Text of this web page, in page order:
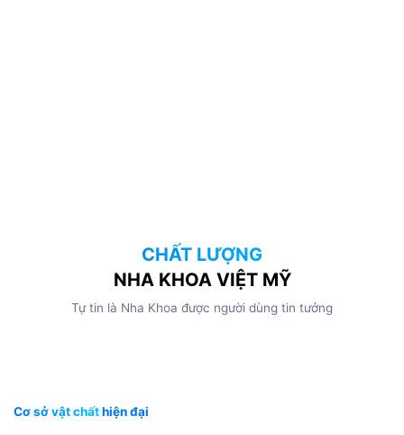
CHẤT LƯỢNG
NHA KHOA VIỆT MỸ
Tự tin là Nha Khoa được người dùng tin tưởng
Cơ sở vật chấthiện đại